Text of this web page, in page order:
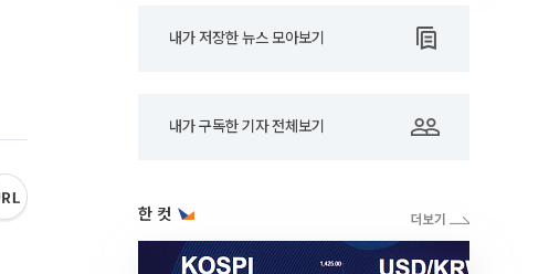
내가 저장한 뉴스 모아보기
내가 구독한 기자 전체보기
한 컷